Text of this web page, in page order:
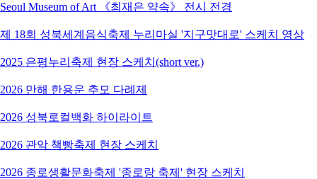
Seoul Museum of Art 《최재은 약속》 전시 전경
제 18회 성북세계음식축제 누리마실 '지구맛대로' 스케치 영상
2025 은평누리축제 현장 스케치(short ver.)
2026 만해 한용운 추모 다례제
2026 성북로컬백화 하이라이트
2026 관악 책빵축제 현장 스케치
2026 종로생활문화축제 '종로랑 축제' 현장 스케치